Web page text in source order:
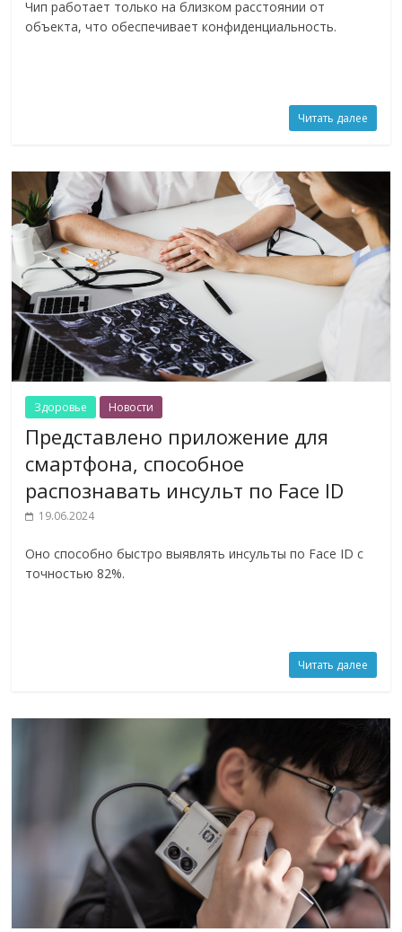
Чип работает только на близком расстоянии от
объекта, что обеспечивает конфиденциальность.
Читать далее
Здоровье Новости
Представлено приложение для
смартфона, способное
распознавать инсульт по Face ID
19.06.2024
Оно способно быстро выявлять инсульты по Face ID с
точностью 82%.
Читать далее